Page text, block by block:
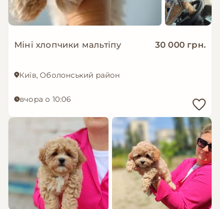
Міні хлопчики мальтіпу 30 000 грн.
Київ, Оболонський район
вчора о 10:06